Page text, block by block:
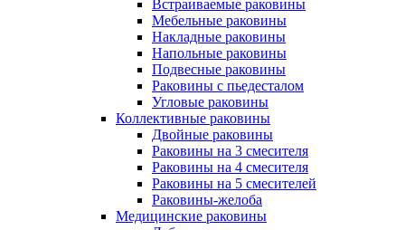
Встраиваемые раковины
Мебельные раковины
Накладные раковины
Напольные раковины
Подвесные раковины
Раковины с пьедесталом
Угловые раковины
Коллективные раковины
Двойные раковины
Раковины на 3 смесителя
Раковины на 4 смесителя
Раковины на 5 смесителей
Раковины-желоба
Медицинские раковины